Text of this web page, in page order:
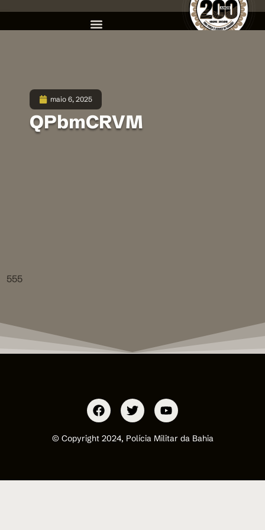
maio 6, 2025
QPbmCRVM
555
© Copyright 2024, Polícia Militar da Bahia